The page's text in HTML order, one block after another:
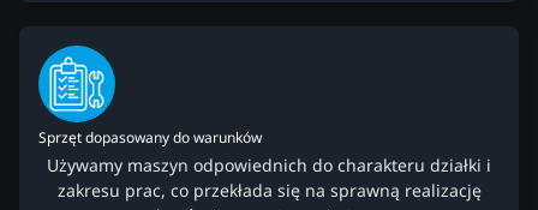
Sprzęt dopasowany do warunków
Używamy maszyn odpowiednich do charakteru działki i
zakresu prac, co przekłada się na sprawną realizację